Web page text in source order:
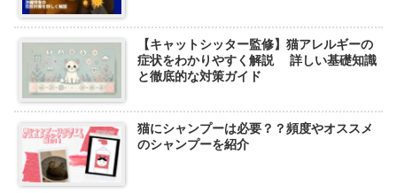
【キャットシッター監修】猫アレルギーの
症状をわかりやすく解説 詳しい基礎知識
と徹底的な対策ガイド
猫にシャンプーは必要？？頻度やオススメ
のシャンプーを紹介